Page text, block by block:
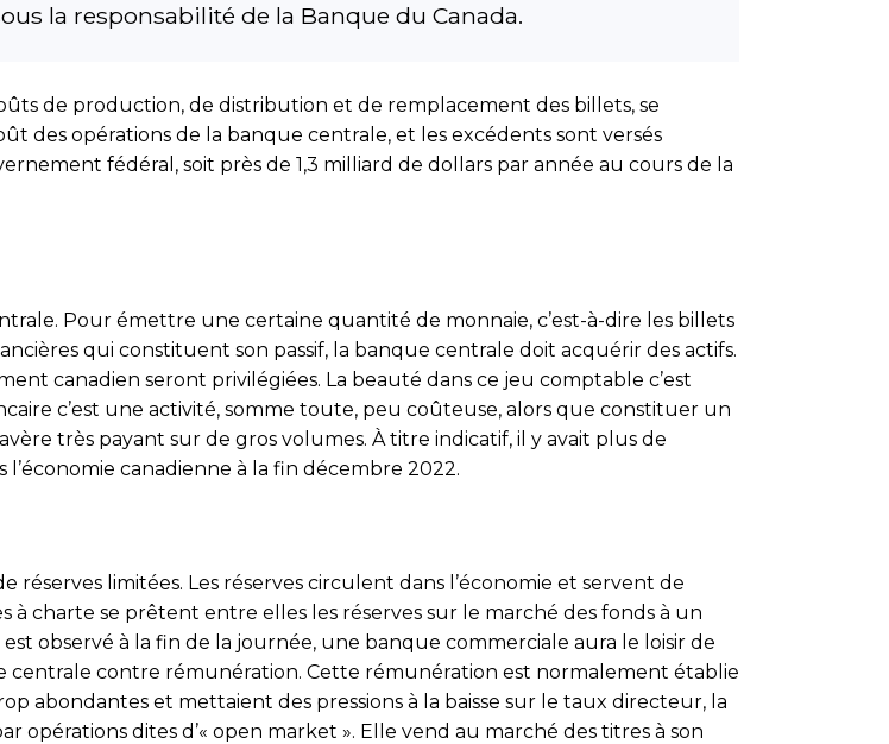
la responsabilité de la Banque du Canada.
de production, de distribution et de remplacement des billets, se
des opérations de la banque centrale, et les excédents sont versés
fédéral, soit près de 1,3 milliard de dollars par année au cours de la
Pour émettre une certaine quantité de monnaie, c’est-à-dire les billets
qui constituent son passif, la banque centrale doit acquérir des actifs.
canadien seront privilégiées. La beauté dans ce jeu comptable c’est
c’est une activité, somme toute, peu coûteuse, alors que constituer un
très payant sur de gros volumes. À titre indicatif, il y avait plus de
canadienne à la fin décembre 2022.
limitées. Les réserves circulent dans l’économie et servent de
à charte se prêtent entre elles les réserves sur le marché des fonds à un
observé à la fin de la journée, une banque commerciale aura le loisir de
centrale contre rémunération. Cette rémunération est normalement établie
abondantes et mettaient des pressions à la baisse sur le taux directeur, la
dites d’« open market ». Elle vend au marché des titres à son